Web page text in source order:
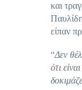
και
είπαν
“Δεν
ότι